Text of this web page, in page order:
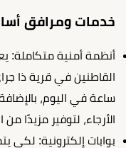
خدمات ومرافق
أنظمة أمنية متكاملة:
القاطنين في قرية ذا
ساعة في اليوم،
الأرجاء، لتوفير مزيدًا من
بوابات إلكترونية: لكي